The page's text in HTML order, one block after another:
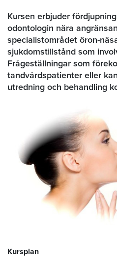
Kursen erbjuder
odontologin nära
specialistområdet öron-
sjukdomstillstånd som
Frågeställningar som
tandvårdspatienter eller
utredning och behandling
Kursplan